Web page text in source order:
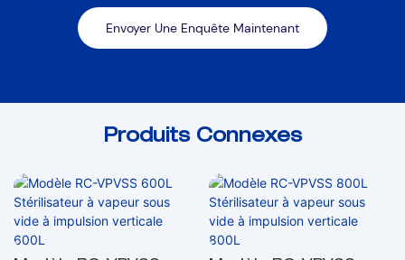
Envoyer Une Enquête Maintenant
Produits Connexes